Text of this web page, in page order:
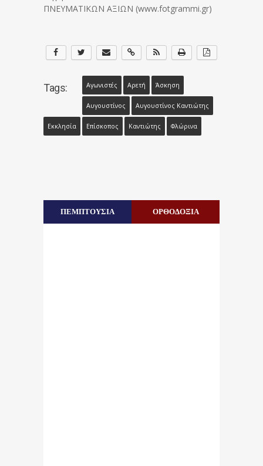
ΠΝΕΥΜΑΤΙΚΩΝ ΑΞΙΩΝ (www.fotgrammi.gr)
Tags: Αγωνιστές Αρετή Άσκηση
Αυγουστίνος Αυγουστίνος Καντιώτης
Εκκλησία Επίσκοπος Καντιώτης Φλώρινα
ΠΕΜΠΤΟΥΣΙΑ ΟΡΘΟΔΟΞΙΑ